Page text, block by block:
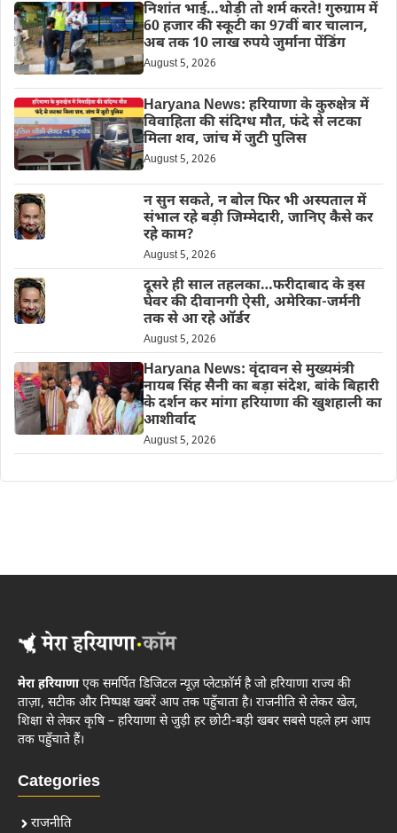
निशांत भाई…थोड़ी तो शर्म करते! गुरुग्राम में
60 हजार की स्कूटी का 97वीं बार चालान,
अब तक 10 लाख रुपये जुर्माना पेंडिंग
August 5, 2026
Haryana News: हरियाणा के कुरुक्षेत्र में
विवाहिता की संदिग्ध मौत, फंदे से लटका
मिला शव, जांच में जुटी पुलिस
August 5, 2026
न सुन सकते, न बोल फिर भी अस्पताल में
संभाल रहे बड़ी जिम्मेदारी, जानिए कैसे कर
रहे काम?
August 5, 2026
दूसरे ही साल तहलका…फरीदाबाद के इस
घेवर की दीवानगी ऐसी, अमेरिका-जर्मनी
तक से आ रहे ऑर्डर
August 5, 2026
Haryana News: वृंदावन से मुख्यमंत्री
नायब सिंह सैनी का बड़ा संदेश, बांके बिहारी
के दर्शन कर मांगा हरियाणा की खुशहाली का
आशीर्वाद
August 5, 2026
मेरा हरियाणाएक समर्पित डिजिटल न्यूज़ प्लेटफ़ॉर्म है जो हरियाणा राज्य की
ताज़ा, सटीक और निष्पक्ष खबरें आप तक पहुँचाता है। राजनीति से लेकर खेल,
शिक्षा से लेकर कृषि – हरियाणा से जुड़ी हर छोटी-बड़ी खबर सबसे पहले हम आप
तक पहुँचाते हैं।
Categories
राजनीति